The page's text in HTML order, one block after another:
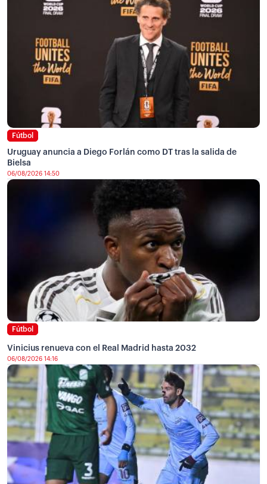
Fútbol
Uruguay anuncia a Diego Forlán como DT tras la salida de
Bielsa
06/08/2026 14:50
Fútbol
Vinicius renueva con el Real Madrid hasta 2032
06/08/2026 14:16